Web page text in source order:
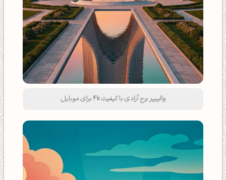
والپیپر برج آزادی با کیفیت 4k برای موبایل